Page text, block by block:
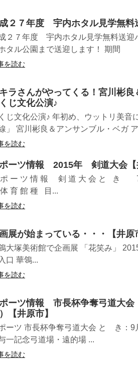
２７年度 宇内ホタル見学無料
２７年度 宇内ホタル見学無料送迎
タル公園まで送迎します！ 期間
を読む
ラさんがやってくる！宮川彬良
じ文化公演♪
じ文化公演♪ 年初め、ウットリ美音
」 宮川彬良＆アンサンブル・ベガ
を読む
ーツ情報 2015年 剣道大会【
ポ ー ツ 情 報 剣 道 大 会 と き
育 館 種 目...
を読む
展が始まっている・・・【井原
大塚美術館で企画展 「花笑み」
口 華鴒...
を読む
ーツ情報 市長杯争奪弓道大会
【井原市】
ーツ 市長杯争奪弓道大会 と き：9
一記念弓道場・遠的場 ...
を読む